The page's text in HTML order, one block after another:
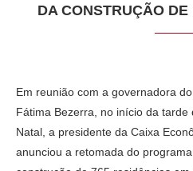
DA CONSTRUÇÃO
Em reunião com a governadora
Fátima Bezerra, no início da
Natal, a presidente da Caixa
anunciou a retomada do